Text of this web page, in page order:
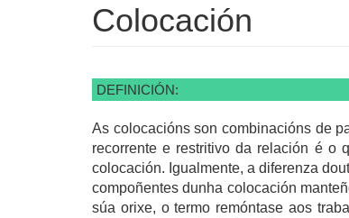
Colocación
DEFINICIÓN:
As colocacións son combinacións de
recorrente e restritivo da relación é o
colocación. Igualmente, a diferenza
compoñentes dunha colocación
súa orixe, o termo remóntase aos